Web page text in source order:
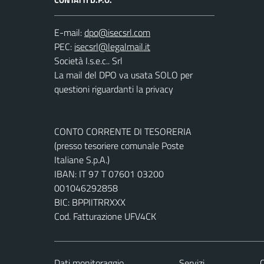
E-mail:
PEC:
Società I.s.e.c.. Srl
La mail del DPO va usata SOLO per
questioni riguardanti la privacy
CONTO CORRENTE DI TESORERIA
(presso tesoriere comunale Poste
Italiane S.p.A.)
IBAN: IT 97 T 07601 03200
001046292858
BIC: BPPIITRRXXX
Cod. Fatturazione UFV4CK